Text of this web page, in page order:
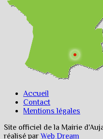
Accueil
Contact
Mentions légales
Site officiel de la Mairie
réalisé parWeb Dream